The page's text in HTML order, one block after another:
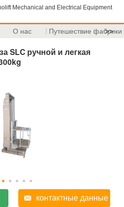
Mechanical and Electrical Equipment
О нас Путешествие фабрики
>>
SLC ручной и легкая
контактные данные